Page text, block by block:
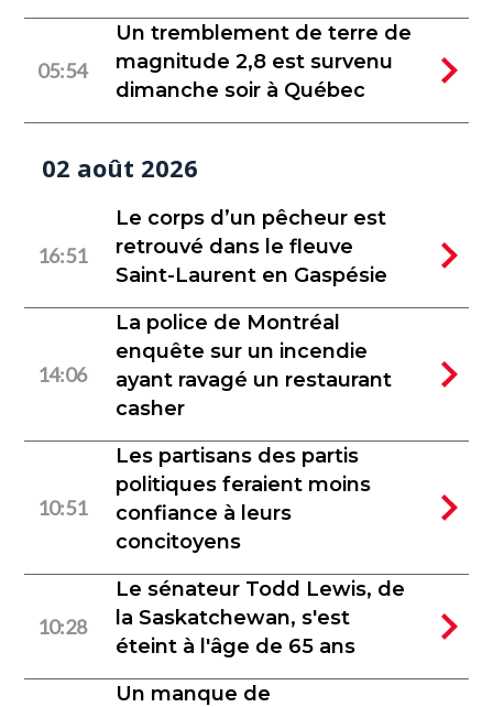
05:54
Un tremblement de terre de
magnitude 2,8 est survenu
dimanche soir à Québec
02 août 2026
16:51
Le corps d’un pêcheur est
retrouvé dans le fleuve
Saint-Laurent en Gaspésie
14:06
La police de Montréal
enquête sur un incendie
ayant ravagé un restaurant
casher
10:51
Les partisans des partis
politiques feraient moins
confiance à leurs
concitoyens
10:28
Le sénateur Todd Lewis, de
la Saskatchewan, s'est
éteint à l'âge de 65 ans
Un manque de